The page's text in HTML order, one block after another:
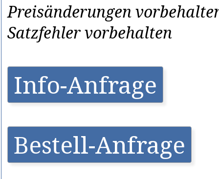
Preisänderungen
Satzfehler vorbehalten
Info-Anfrage
Bestell-Anfrage